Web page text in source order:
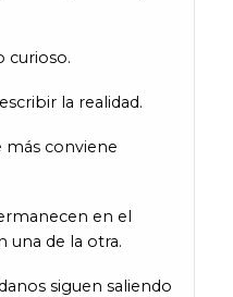
curioso.
la realidad.
más conviene
en el
una de la otra.
siguen saliendo